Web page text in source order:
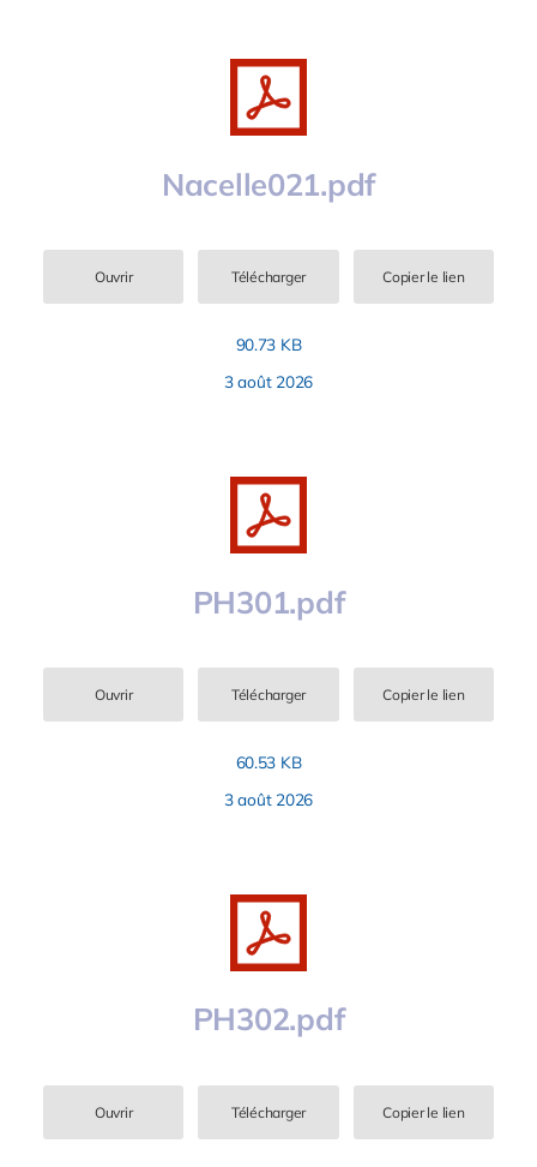
Nacelle021.pdf
Ouvrir Télécharger Copier le lien
90.73 KB
3 août 2026
PH301.pdf
Ouvrir Télécharger Copier le lien
60.53 KB
3 août 2026
PH302.pdf
Ouvrir Télécharger Copier le lien